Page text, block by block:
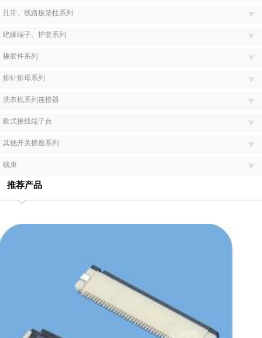
扎带、线路板垫柱系列
绝缘端子、护套系列
橡胶件系列
排针排母系列
洗衣机系列连接器
欧式接线端子台
其他开关插座系列
线束
推荐产品